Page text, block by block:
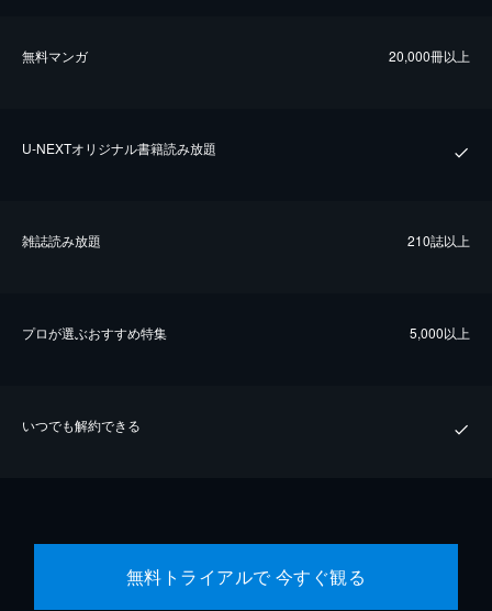
無料マンガ 20,000冊以上
U-NEXTオリジナル書籍読み放題
雑誌読み放題 210誌以上
プロが選ぶおすすめ特集 5,000以上
いつでも解約できる
無料トライアルで 今すぐ観る